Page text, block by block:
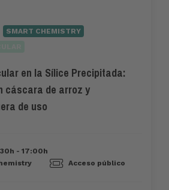
SMART CHEMISTRY
en la Sílice Precipitada:
cáscara de arroz y
de uso
- 17:00h
Acceso público